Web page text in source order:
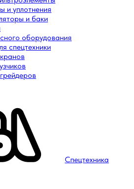
и уплотнения
и баки
оборудования
спецтехники
Спецтехника